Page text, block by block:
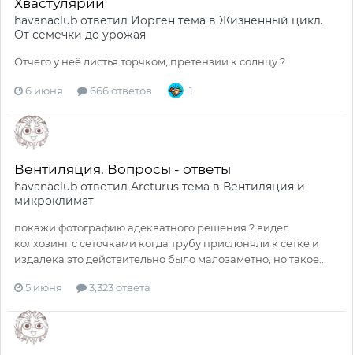
Хвастулярий
havanaclub ответил Иорген тема в Жизненный цикл.
От семечки до урожая
Отчего у неё листья торчком, претензии к солнцу ?
6 июня 666 ответов 1
Вентиляция. Вопросы - ответы
havanaclub ответил Arcturus тема в Вентиляция и
микроклимат
покажи фотографию адекватного решения ? видел
колхозинг с сеточками когда трубу прислоняли к сетке и
издалека это действительно было малозаметно, но такое...
5 июня 3,323 ответа